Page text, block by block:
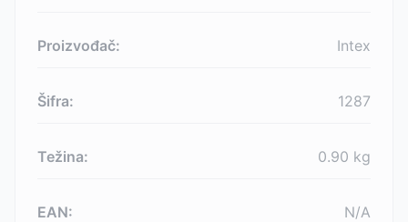
Proizvođač: Intex
Šifra: 1287
Težina: 0.90 kg
EAN: N/A